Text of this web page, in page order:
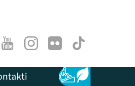
YoutubeInstagram
Flick TikTok
Pieejamība
Ilgtspēja